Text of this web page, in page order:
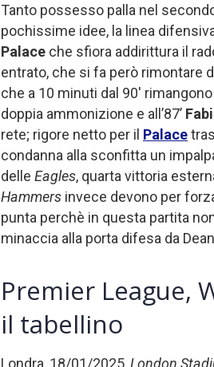
Tanto possesso palla nel
pochissime idee, la linea
Palace che sfiora addirittura il
entrato, che si fa però rimontare
che a 10 minuti dal 90′
doppia ammonizione e all’87’
rete; rigore netto per il Palace
condanna alla sconfitta un
delle Eagles, quarta vittoria
Hammers invece devono per
punta perchè in questa partita
minaccia alla porta difesa da Dean
Premier League,
il tabellino
Londra, 18/01/2025,London